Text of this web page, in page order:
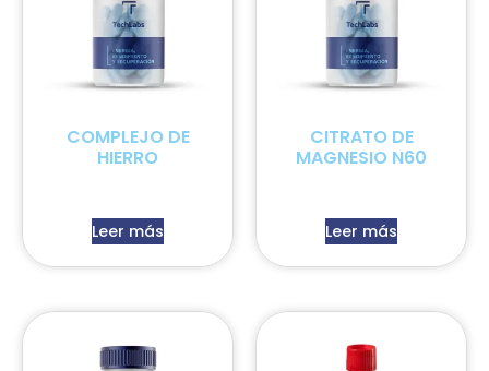
COMPLEJO DE
HIERRO
Leer más
CITRATO DE
MAGNESIO N60
Leer más